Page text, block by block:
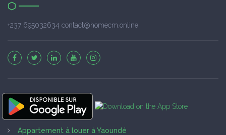
+237 695032634 contact@homecm.online
Appartement à louer à Yaoundé